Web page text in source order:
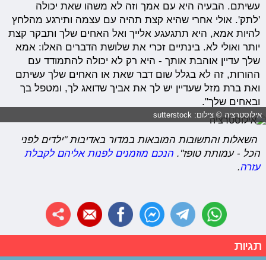
עשיתם. הבעיה היא עם אמך וזה לא משהו שאת יכולה
'לתק'. אולי אחרי שהיא קצת תהיה עם עצמה ותירגע מהלחץ
להיות אמא, היא תתגעגע אלייך ואל האחים שלך ותבקר קצת
יותר ואולי לא. בינתיים זכרי את שלושת הדברים האלו: אמא
שלך עדיין אוהבת אותך - היא רק לא יכולה להתמודד עם
ההורות, זה לא בגלל שום דבר שאת או האחים שלך עשיתם
ואת ברת מזל שעדיין יש לך את אביך שדואג לך, ומטפל בך
ובאחים שלך".
אילוסטרציה © צילום: sutterstock
השאלות והתשובות המובאות במדור באדיבות "ילדים לפני
הכל - עמותת טופז".הנכם מוזמנים לפנות אליהם לקבלת
עזרה.
תגיות